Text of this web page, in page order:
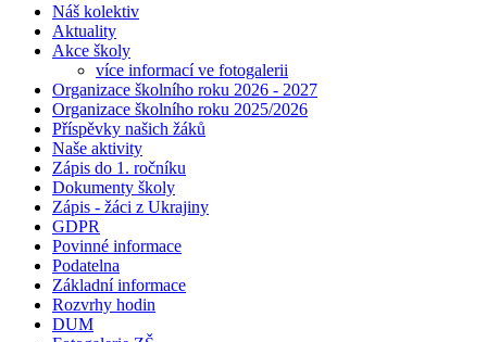
Náš kolektiv
Aktuality
Akce školy
více informací ve fotogalerii
Organizace školního roku 2026 - 2027
Organizace školního roku 2025/2026
Příspěvky našich žáků
Naše aktivity
Zápis do 1. ročníku
Dokumenty školy
Zápis - žáci z Ukrajiny
GDPR
Povinné informace
Podatelna
Základní informace
Rozvrhy hodin
DUM